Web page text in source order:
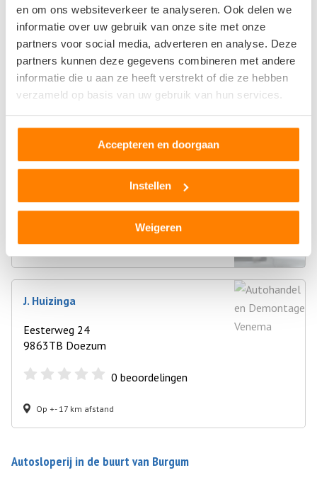
en om ons websiteverkeer te analyseren. Ook delen we
informatie over uw gebruik van onze site met onze
partners voor social media, adverteren en analyse. Deze
partners kunnen deze gegevens combineren met andere
informatie die u aan ze heeft verstrekt of die ze hebben
verzameld op basis van uw gebruik van hun services.
Accepteren en doorgaan
Instellen
Weigeren
Weibuorren 1A
9247AX Ureterp
0beoordelingen
Boonstra Autoparts
Weibuorren 114
Op +- 17 km afstand
J. Huizinga
Eesterweg 24
9863TB Doezum
0 beoordelingen
Op +- 17 km afstand
Autosloperij in de buurt van Burgum